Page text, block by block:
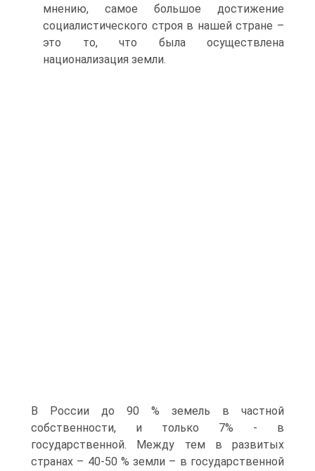
мнению, самое большое достижение
социалистического строя в нашей стране –
это то, что была осуществлена
национализация земли.
В России до 90 % земель в частной
собственности, и только 7% - в
государственной. Между тем в развитых
странах – 40-50 % земли – в государственной